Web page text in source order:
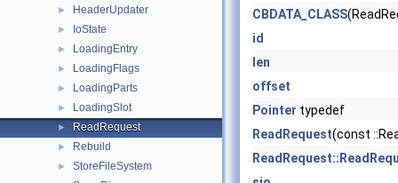
► HeaderUpdater
► IoState
► LoadingEntry
► LoadingFlags
► LoadingParts
► LoadingSlot
► ReadRequest
► Rebuild
► StoreFileSystem
CBDATA_CLASS
id
len
offset
Pointer typedef
ReadRequest(const